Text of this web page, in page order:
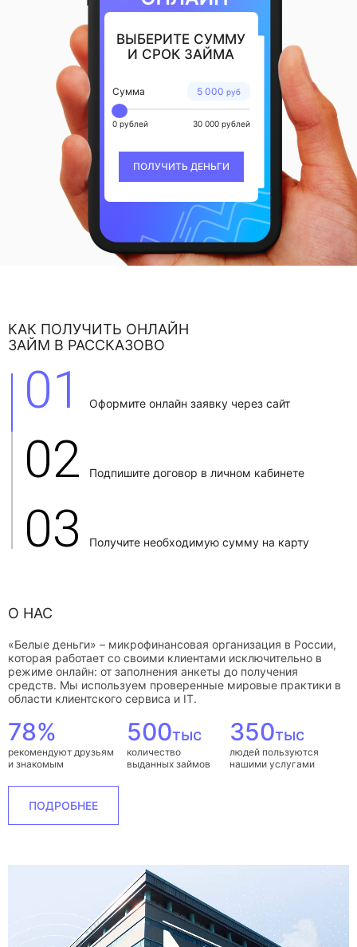
ВЫБЕРИТЕ СУММУ
И СРОК ЗАЙМА
5 000 руб
Сумма
0 рублей 30 000 рублей
ПОЛУЧИТЬ ДЕНЬГИ
КАК ПОЛУЧИТЬ ОНЛАЙН
ЗАЙМ В РАССКАЗОВО
01 Оформите онлайн заявку через сайт
02 Подпишите договор в личном кабинете
03 Получите необходимую сумму на карту
О НАС
«Белые деньги» – микрофинансовая организация в России,
которая работает со своими клиентами исключительно в
режиме онлайн: от заполнения анкеты до получения
средств. Мы используем проверенные мировые практики в
области клиентского сервиса и IT.
78%
рекомендуют друзьям
и знакомым
500тыс
количество
выданных займов
350тыс
людей пользуются
нашими услугами
ПОДРОБНЕЕ